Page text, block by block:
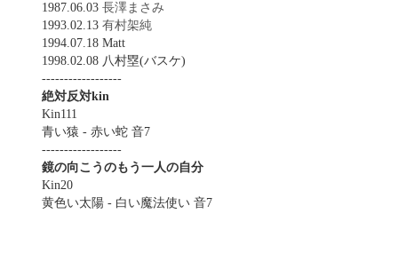
1987.06.03 長澤まさみ
1993.02.13 有村架純
1994.07.18 Matt
1998.02.08 八村塁(バスケ)
------------------
絶対反対kin
Kin111
青い猿 - 赤い蛇 音7
------------------
鏡の向こうのもう一人の自分
Kin20
黄色い太陽 - 白い魔法使い 音7